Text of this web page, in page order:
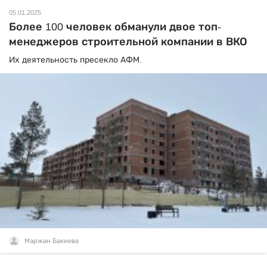
05.01.2025
Более 100 человек обманули двое топ-
менеджеров строительной компании в ВКО
Их деятельность пресекло АФМ.
Маржан Бакиева